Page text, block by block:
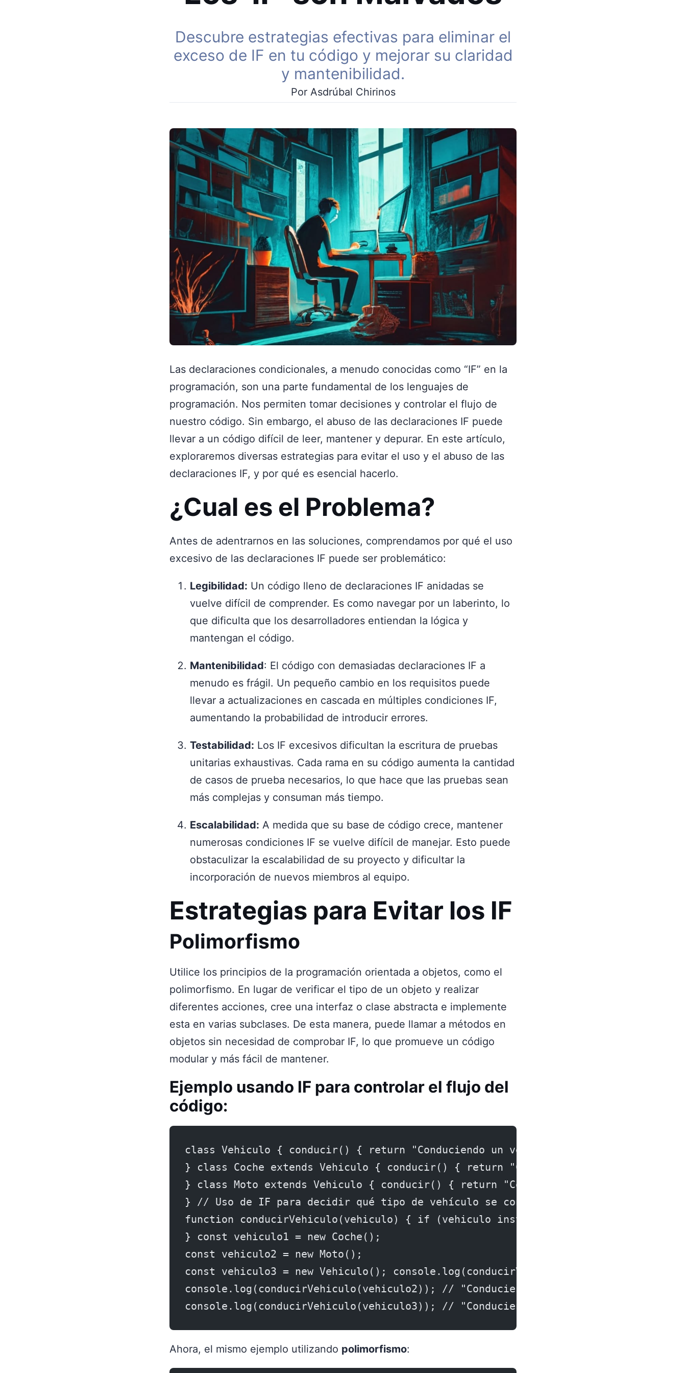
Descubre estrategias efectivas para eliminar el
exceso de IF en tu código y mejorar su claridad
y mantenibilidad.
Por Asdrúbal Chirinos
Las declaraciones condicionales, a menudo conocidas como “IF” en la
programación, son una parte fundamental de los lenguajes de
programación. Nos permiten tomar decisiones y controlar el flujo de
nuestro código. Sin embargo, el abuso de las declaraciones IF puede
llevar a un código difícil de leer, mantener y depurar. En este artículo,
exploraremos diversas estrategias para evitar el uso y el abuso de las
declaraciones IF, y por qué es esencial hacerlo.
¿Cual es el Problema?
Antes de adentrarnos en las soluciones, comprendamos por qué el uso
excesivo de las declaraciones IF puede ser problemático:
Legibilidad: Un código lleno de declaraciones IF anidadas se
vuelve difícil de comprender. Es como navegar por un laberinto, lo
que dificulta que los desarrolladores entiendan la lógica y
mantengan el código.
Mantenibilidad: El código con demasiadas declaraciones IF a
menudo es frágil. Un pequeño cambio en los requisitos puede
llevar a actualizaciones en cascada en múltiples condiciones IF,
aumentando la probabilidad de introducir errores.
Testabilidad: Los IF excesivos dificultan la escritura de pruebas
unitarias exhaustivas. Cada rama en su código aumenta la cantidad
de casos de prueba necesarios, lo que hace que las pruebas sean
más complejas y consuman más tiempo.
Escalabilidad: A medida que su base de código crece, mantener
numerosas condiciones IF se vuelve difícil de manejar. Esto puede
obstaculizar la escalabilidad de su proyecto y dificultar la
incorporación de nuevos miembros al equipo.
Estrategias para Evitar los IF
Polimorfismo
Utilice los principios de la programación orientada a objetos, como el
polimorfismo. En lugar de verificar el tipo de un objeto y realizar
diferentes acciones, cree una interfaz o clase abstracta e implemente
esta en varias subclases. De esta manera, puede llamar a métodos en
objetos sin necesidad de comprobar IF, lo que promueve un código
modular y más fácil de mantener.
Ejemplo usando IF para controlar el flujo del
código:
class Vehiculo { conducir() { return "Conduciendo un vehículo"; }
} class Coche extends Vehiculo { conducir() { return "Conduciendo un coche"; }
} class Moto extends Vehiculo { conducir() { return "Conduciendo una moto"; }
} // Uso de IF para decidir qué tipo de vehículo se conduce
function conducirVehiculo(vehiculo) { if (vehiculo instanceof Coche) { return
} const vehiculo1 = new Coche();
const vehiculo2 = new Moto();
const vehiculo3 = new Vehiculo(); console.log(conducirVehiculo(vehiculo1)); //
console.log(conducirVehiculo(vehiculo2)); // "Conduciendo una moto"
console.log(conducirVehiculo(vehiculo3)); // "Conduciendo un vehículo"
Ahora, el mismo ejemplo utilizando polimorfismo: